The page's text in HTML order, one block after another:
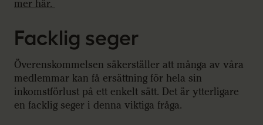
mer här.
Facklig seger
Överenskommelsen säkerställer att många av våra
medlemmar kan få ersättning för hela sin
inkomstförlust på ett enkelt sätt. Det är ytterligare
en facklig seger i denna viktiga fråga.